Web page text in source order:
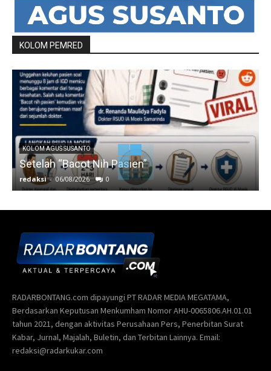
KOLOM PEMRED
KOLOM AGUS SUSANTO
Setelah “Bacot Nih Pasien”
redaksi - 06/08/2026 0
RADARBONTANG.com dipayungi PT RADAR MEDIA MEGATAMA,
Berdasarkan Keputusan Menkumham Nomor AHU-0065806.AH.01.01
tahun 2021, dengan aktivitas Perusahaan Pers, Penerbitan Surat
Kabar, Jurnal, Majalah, Buletin, dan Terbitan Lainnya. Email:
redaksi@radarkukar.com